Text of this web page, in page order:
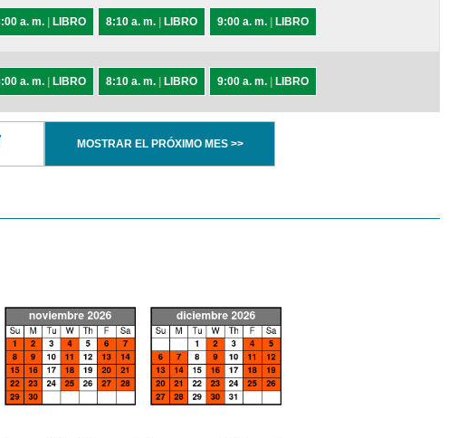
a. m. LIBRO 8:10 a. m. LIBRO 9:00 a. m. LIBRO
a. m. LIBRO 8:10 a. m. LIBRO 9:00 a. m. LIBRO
MOSTRAR EL PRÓXIMO MES >>